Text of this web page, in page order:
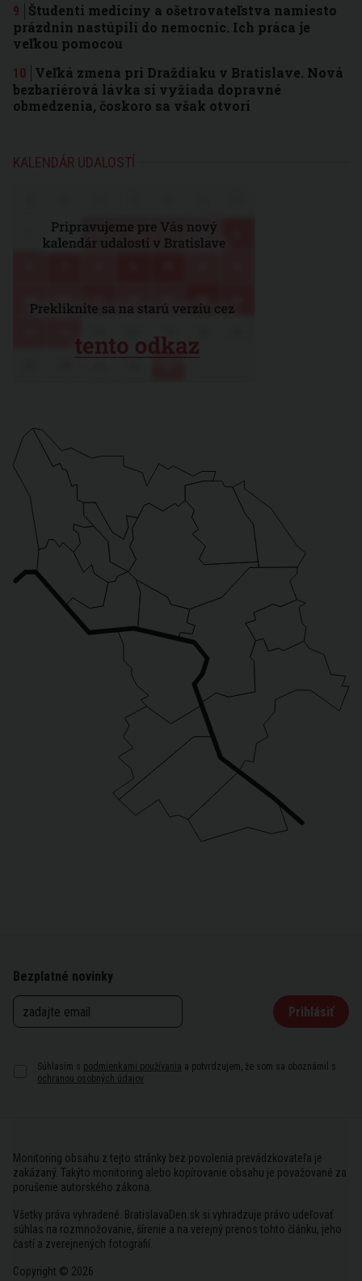
Študenti medicíny a ošetrovateľstva namiesto
prázdnin nastúpili do nemocníc. Ich práca je
veľkou pomocou
Veľká zmena pri Draždiaku v Bratislave. Nová
bezbariérová lávka si vyžiada dopravné
obmedzenia, čoskoro sa však otvorí
KALENDÁR UDALOSTÍ
Bezplatné novinky
Prihlásiť
Súhlasím s podmienkami používania a potvrdzujem, že som sa oboznámil s
ochranou osobných údajov
Monitoring obsahu z tejto stránky bez povolenia prevádzkovateľa je
zakázaný. Takýto monitoring alebo kopírovanie obsahu je považované za
porušenie autorského zákona.
Všetky práva vyhradené. BratislavaDen.sk si vyhradzuje právo udeľovať
súhlas na rozmnožovanie, šírenie a na verejný prenos tohto článku, jeho
častí a zverejnených fotografií.
Copyright © 2026